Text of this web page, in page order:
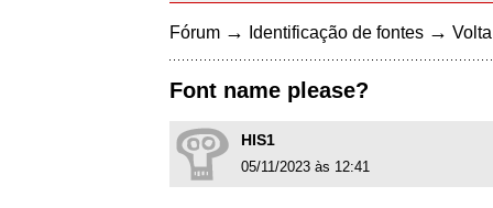
Fórum → Identificação de fontes →
Font name please?
HIS1
05/11/2023 às 12:41